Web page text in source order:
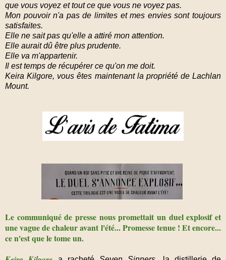
que vous voyez et tout ce que vous ne voyez pas.
Mon pouvoir n'a pas de limites et mes envies sont toujours
satisfaites.
Elle ne sait pas qu'elle a attiré mon attention.
Elle aurait dû être plus prudente.
Elle va m'appartenir.
Il est temps de récupérer ce qu'on me doit.
Keira Kilgore, vous êtes maintenant la propriété de Lachlan
Mount.
Le communiqué de presse nous promettait un duel explosif et
une vague de chaleur avant l'été... Promesse tenue ! Et encore...
ce n'est que le tome un.